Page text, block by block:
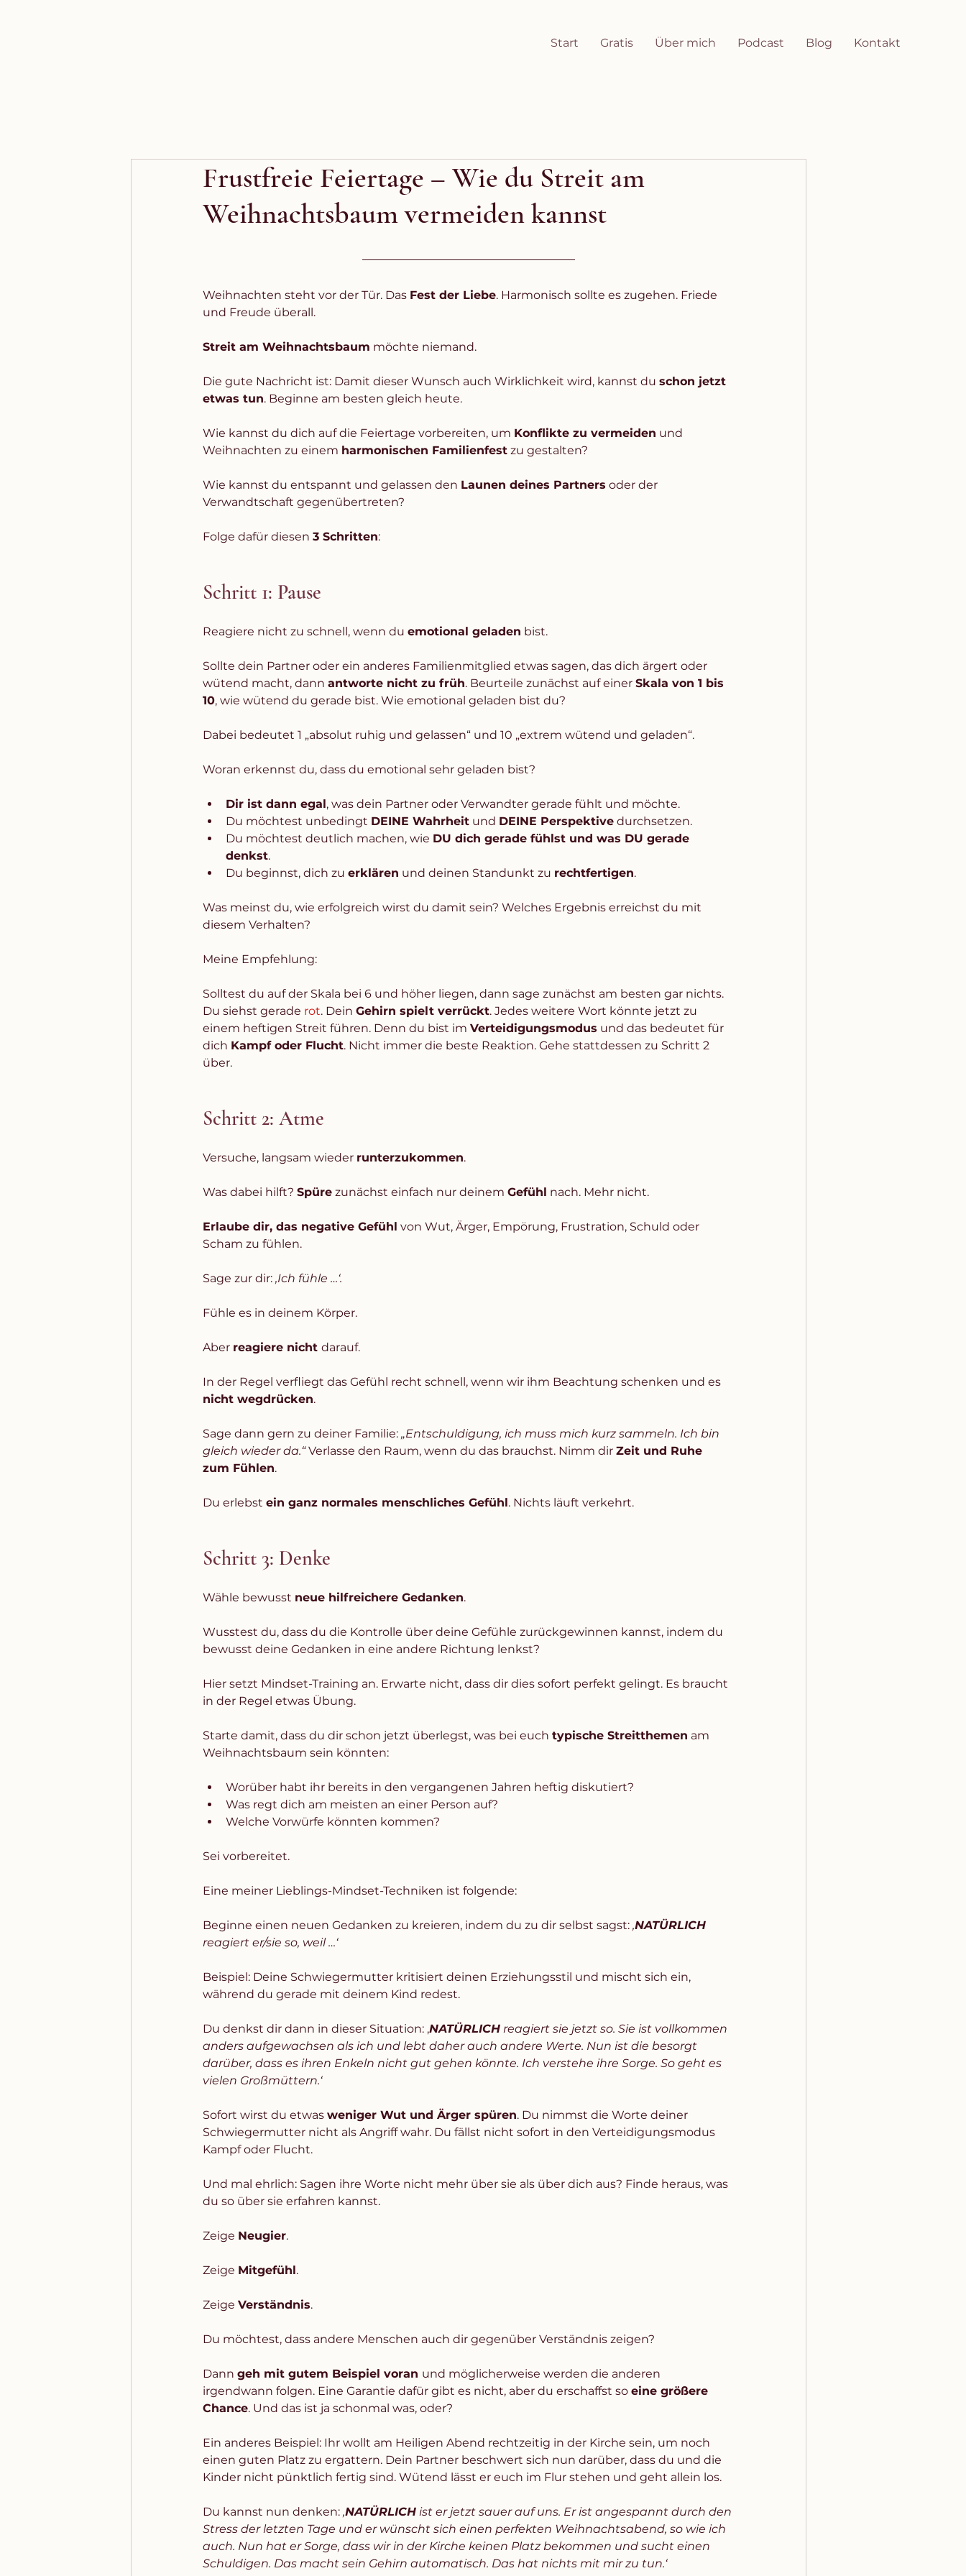
Start Gratis Über mich Podcast Blog Kontakt
Frustfreie Feiertage – Wie du Streit am
Weihnachtsbaum vermeiden kannst
Weihnachten steht vor der Tür. Das Fest der Liebe. Harmonisch sollte es zugehen. Friede
und Freude überall.
Streit am Weihnachtsbaum möchte niemand.
Die gute Nachricht ist: Damit dieser Wunsch auch Wirklichkeit wird, kannst du schon jetzt
etwas tun. Beginne am besten gleich heute.
Wie kannst du dich auf die Feiertage vorbereiten, um Konflikte zu vermeiden und
Weihnachten zu einem harmonischen Familienfest zu gestalten?
Wie kannst du entspannt und gelassen den Launen deines Partners oder der
Verwandtschaft gegenübertreten?
Folge dafür diesen 3 Schritten:
Schritt 1: Pause
Reagiere nicht zu schnell, wenn du emotional geladen bist.
Sollte dein Partner oder ein anderes Familienmitglied etwas sagen, das dich ärgert oder
wütend macht, dann antworte nicht zu früh. Beurteile zunächst auf einer Skala von 1 bis
10, wie wütend du gerade bist. Wie emotional geladen bist du?
Dabei bedeutet 1 „absolut ruhig und gelassen“ und 10 „extrem wütend und geladen“.
Woran erkennst du, dass du emotional sehr geladen bist?
Dir ist dann egal, was dein Partner oder Verwandter gerade fühlt und möchte.
Du möchtest unbedingt DEINE Wahrheit und DEINE Perspektive durchsetzen.
Du möchtest deutlich machen, wie DU dich gerade fühlst und was DU gerade
denkst.
Du beginnst, dich zu erklären und deinen Standunkt zu rechtfertigen.
Was meinst du, wie erfolgreich wirst du damit sein? Welches Ergebnis erreichst du mit
diesem Verhalten?
Meine Empfehlung:
Solltest du auf der Skala bei 6 und höher liegen, dann sage zunächst am besten gar nichts.
Du siehst gerade rot. Dein Gehirn spielt verrückt. Jedes weitere Wort könnte jetzt zu
einem heftigen Streit führen. Denn du bist im Verteidigungsmodus und das bedeutet für
dich Kampf oder Flucht. Nicht immer die beste Reaktion. Gehe stattdessen zu Schritt 2
über.
Schritt 2: Atme
Versuche, langsam wieder runterzukommen.
Was dabei hilft? Spüre zunächst einfach nur deinem Gefühl nach. Mehr nicht.
Erlaube dir, das negative Gefühl von Wut, Ärger, Empörung, Frustration, Schuld oder
Scham zu fühlen.
Sage zur dir: ‚Ich fühle …‘.
Fühle es in deinem Körper.
Aber reagiere nicht darauf.
In der Regel verfliegt das Gefühl recht schnell, wenn wir ihm Beachtung schenken und es
nicht wegdrücken.
Sage dann gern zu deiner Familie: „Entschuldigung, ich muss mich kurz sammeln. Ich bin
gleich wieder da.“ Verlasse den Raum, wenn du das brauchst. Nimm dir Zeit und Ruhe
zum Fühlen.
Du erlebst ein ganz normales menschliches Gefühl. Nichts läuft verkehrt.
Schritt 3: Denke
Wähle bewusst neue hilfreichere Gedanken.
Wusstest du, dass du die Kontrolle über deine Gefühle zurückgewinnen kannst, indem du
bewusst deine Gedanken in eine andere Richtung lenkst?
Hier setzt Mindset-Training an. Erwarte nicht, dass dir dies sofort perfekt gelingt. Es braucht
in der Regel etwas Übung.
Starte damit, dass du dir schon jetzt überlegst, was bei euch typische Streitthemen am
Weihnachtsbaum sein könnten:
Worüber habt ihr bereits in den vergangenen Jahren heftig diskutiert?
Was regt dich am meisten an einer Person auf?
Welche Vorwürfe könnten kommen?
Sei vorbereitet.
Eine meiner Lieblings-Mindset-Techniken ist folgende:
Beginne einen neuen Gedanken zu kreieren, indem du zu dir selbst sagst: ‚NATÜRLICH
reagiert er/sie so, weil …‘
Beispiel: Deine Schwiegermutter kritisiert deinen Erziehungsstil und mischt sich ein,
während du gerade mit deinem Kind redest.
Du denkst dir dann in dieser Situation: ‚NATÜRLICH reagiert sie jetzt so. Sie ist vollkommen
anders aufgewachsen als ich und lebt daher auch andere Werte. Nun ist die besorgt
darüber, dass es ihren Enkeln nicht gut gehen könnte. Ich verstehe ihre Sorge. So geht es
vielen Großmüttern.‘
Sofort wirst du etwas weniger Wut und Ärger spüren. Du nimmst die Worte deiner
Schwiegermutter nicht als Angriff wahr. Du fällst nicht sofort in den Verteidigungsmodus
Kampf oder Flucht.
Und mal ehrlich: Sagen ihre Worte nicht mehr über sie als über dich aus? Finde heraus, was
du so über sie erfahren kannst.
Zeige Neugier.
Zeige Mitgefühl.
Zeige Verständnis.
Du möchtest, dass andere Menschen auch dir gegenüber Verständnis zeigen?
Dann geh mit gutem Beispiel voran und möglicherweise werden die anderen
irgendwann folgen. Eine Garantie dafür gibt es nicht, aber du erschaffst so eine größere
Chance. Und das ist ja schonmal was, oder?
Ein anderes Beispiel: Ihr wollt am Heiligen Abend rechtzeitig in der Kirche sein, um noch
einen guten Platz zu ergattern. Dein Partner beschwert sich nun darüber, dass du und die
Kinder nicht pünktlich fertig sind. Wütend lässt er euch im Flur stehen und geht allein los.
Du kannst nun denken: ‚NATÜRLICH ist er jetzt sauer auf uns. Er ist angespannt durch den
Stress der letzten Tage und er wünscht sich einen perfekten Weihnachtsabend, so wie ich
auch. Nun hat er Sorge, dass wir in der Kirche keinen Platz bekommen und sucht einen
Schuldigen. Das macht sein Gehirn automatisch. Das hat nichts mit mir zu tun.‘